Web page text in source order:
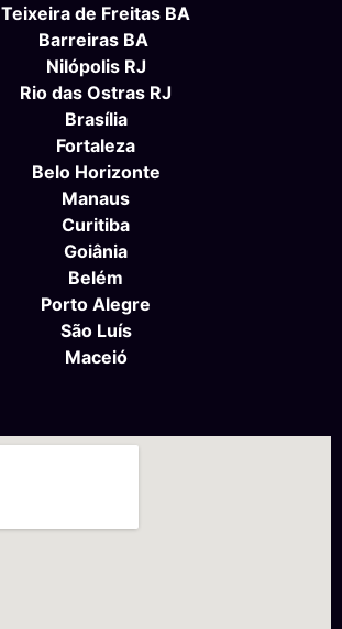
Teixeira de Freitas BA
Barreiras BA
Nilópolis RJ
Rio das Ostras RJ
Brasília
Fortaleza
Belo Horizonte
Manaus
Curitiba
Goiânia
Belém
Porto Alegre
São Luís
Maceió